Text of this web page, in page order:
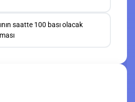
saatte 100 bası olacak